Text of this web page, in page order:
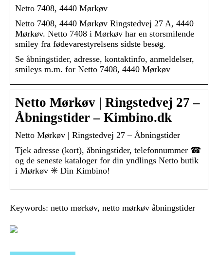
Netto 7408, 4440 Mørkøv
Netto 7408, 4440 Mørkøv Ringstedvej 27 A, 4440
Mørkøv. Netto 7408 i Mørkøv har en storsmilende
smiley fra fødevarestyrelsens sidste besøg.
Se åbningstider, adresse, kontaktinfo, anmeldelser,
smileys m.m. for Netto 7408, 4440 Mørkøv
Netto Mørkøv | Ringstedvej 27 –
Åbningstider – Kimbino.dk
Netto Mørkøv | Ringstedvej 27 – Åbningstider
Tjek adresse (kort), åbningstider, telefonnummer ☎
og de seneste kataloger for din yndlings Netto butik
i Mørkøv ✳️ Din Kimbino!
Keywords: netto mørkøv, netto mørkøv åbningstider